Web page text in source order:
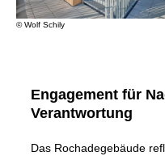
© Wolf Schily
Engagement für
Verantwortung
Das Rochadegebäude